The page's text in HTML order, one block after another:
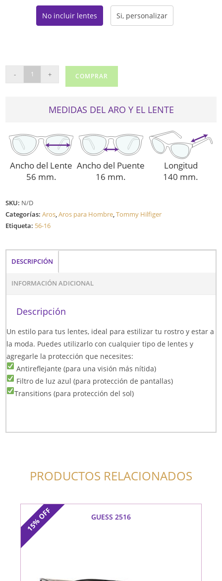
No incluir lentes Si, personalizar
TOMMY
HILFIGER
- + COMPRAR
MEDIDAS DEL ARO Y EL LENTE
Ancho del Lente
56 mm.
Ancho del Puente
16 mm.
Longitud
140 mm.
SKU: N/D
Categorías:Aros,Aros para Hombre,Tommy Hilfiger
Etiqueta: 56-16
DESCRIPCIÓN
INFORMACIÓN ADICIONAL
Descripción
Un estilo para tus lentes, ideal para estilizar tu rostro y estar a
la moda. Puedes utilizarlo con cualquier tipo de lentes y
agregarle la protección que necesites:
Antireflejante (para una visión más nítida)
Filtro de luz azul (para protección de pantallas)
Transitions (para protección del sol)
PRODUCTOS RELACIONADOS
15%
OFF GUESS 2516